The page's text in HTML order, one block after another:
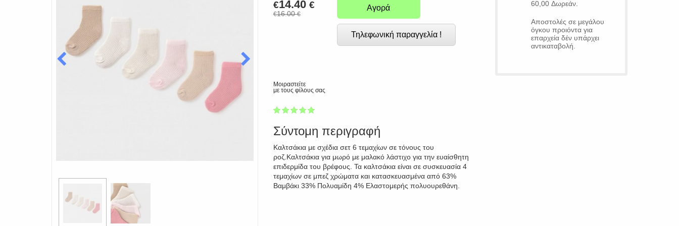
€14.40 €
€16.00€
Αγορά
Τηλεφωνική παραγγελία !
Μοιραστείτε
με τους φίλους σας
1
2
3
4
5
Σύντομη περιγραφή
Καλτσάκια με σχέδια σετ 6 τεμαχίων σε τόνους του
ροζ.Καλτσάκια για μωρό με μαλακό λάστιχο για την ευαίσθητη
επιδερμίδα του βρέφους. Τα καλτσάκια είναι σε συσκευασία 4
τεμαχίων σε μπεζ χρώματα και κατασκευασμένα από 63%
Βαμβάκι 33% Πολυαμίδη 4% Ελαστομερής πολυουρεθάνη.
60,00 Δωρεάν.
Αποστολές σε μεγάλου
όγκου προιόντα για
επαρχεία δέν υπάρχει
αντικαταβολή.